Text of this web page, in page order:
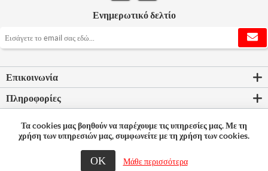
Ενημερωτικό δελτίο
Επικοινωνία
Πληροφορίες
Ο λογαριασμός μου
© 2026 Bookleader
Τα cookies μας βοηθούν να παρέχουμε τις υπηρεσίες μας. Με τη
χρήση των υπηρεσιών μας, συμφωνείτε με τη χρήση των cookies.
ΟΚ Μάθε περισσότερα